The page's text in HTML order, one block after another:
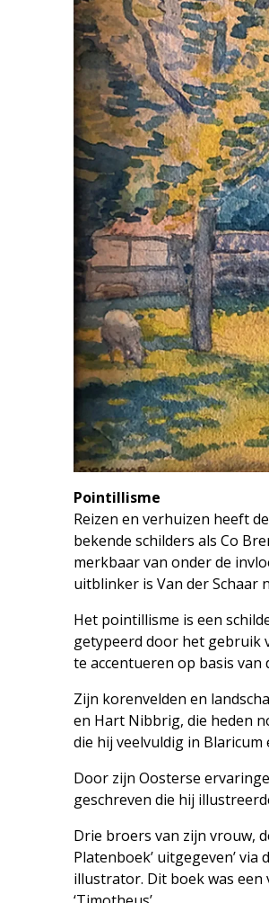
Pointillisme
Reizen en verhuizen heeft
bekende schilders als Co
merkbaar van onder de
uitblinker is Van der Schaar
Het pointillisme is een
getypeerd door het gebruik
te accentueren op basis van
Zijn korenvelden en
en Hart Nibbrig, die heden
die hij veelvuldig in
Door zijn Oosterse
geschreven die hij
Drie broers van zijn vrouw,
Platenboek’ uitgegeven’
illustrator. Dit boek was een